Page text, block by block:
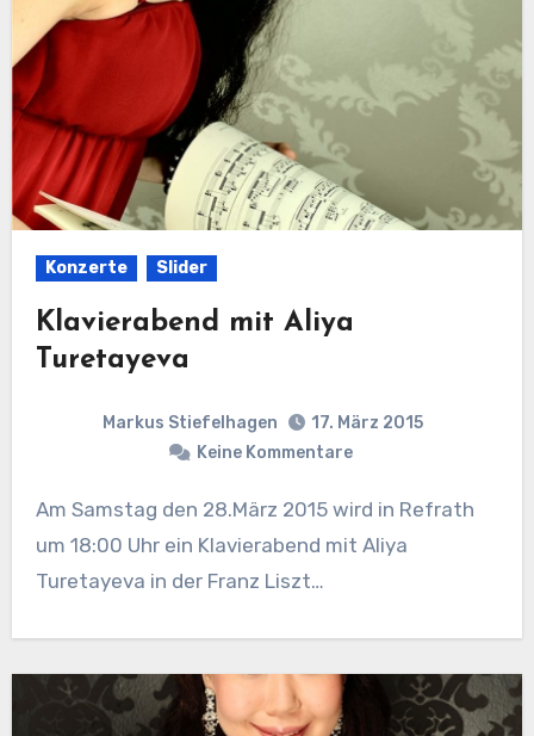
Konzerte Slider
Klavierabend mit Aliya
Turetayeva
Markus Stiefelhagen
17. März 2015
Keine Kommentare
Am Samstag den 28.März 2015 wird in Refrath
um 18:00 Uhr ein Klavierabend mit Aliya
Turetayeva in der Franz Liszt…